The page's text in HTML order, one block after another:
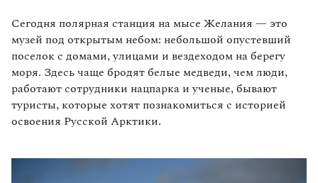
Сегодня полярная станция на мысе Желания — это
музей под открытым небом: небольшой опустевший
поселок с домами, улицами и вездеходом на берегу
моря. Здесь чаще бродят белые медведи, чем люди,
работают сотрудники нацпарка и ученые, бывают
туристы, которые хотят познакомиться с историей
освоения Русской Арктики.